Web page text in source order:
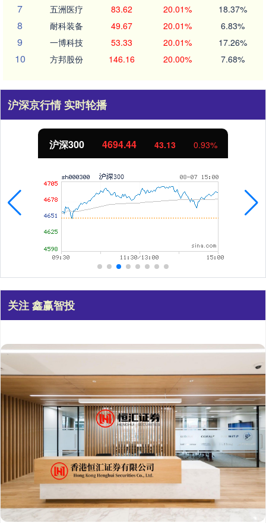
7 五洲医疗 83.62 20.01% 18.37%
8 耐科装备 49.67 20.01% 6.83%
9 一博科技 53.33 20.01% 17.26%
10 方邦股份 146.16 20.00% 7.68%
沪深京行情 实时轮播
沪深300 4694.44 43.13 0.93%
关注 鑫赢智投